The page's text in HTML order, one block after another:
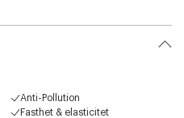
Anti-Pollution
Fasthet & elasticitet